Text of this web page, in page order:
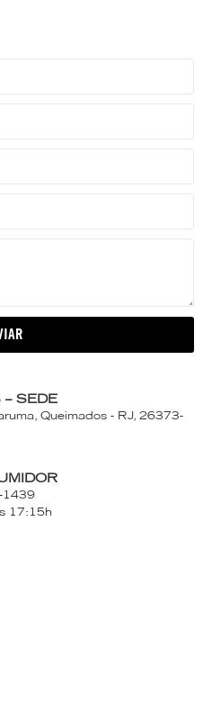
SEDE
Queimados - RJ, 26373-
1439
17:15h